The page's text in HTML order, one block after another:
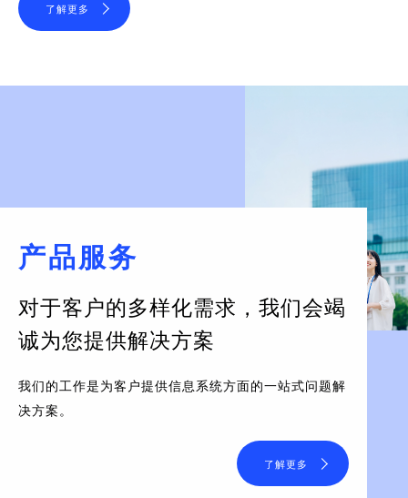
了解更多
产品服务
对于客户的多样化需求， 我们会竭
诚为您提供解决方案
我们的工作是为客户提供信息系统方面的一站式问题解
决方案。
了解更多